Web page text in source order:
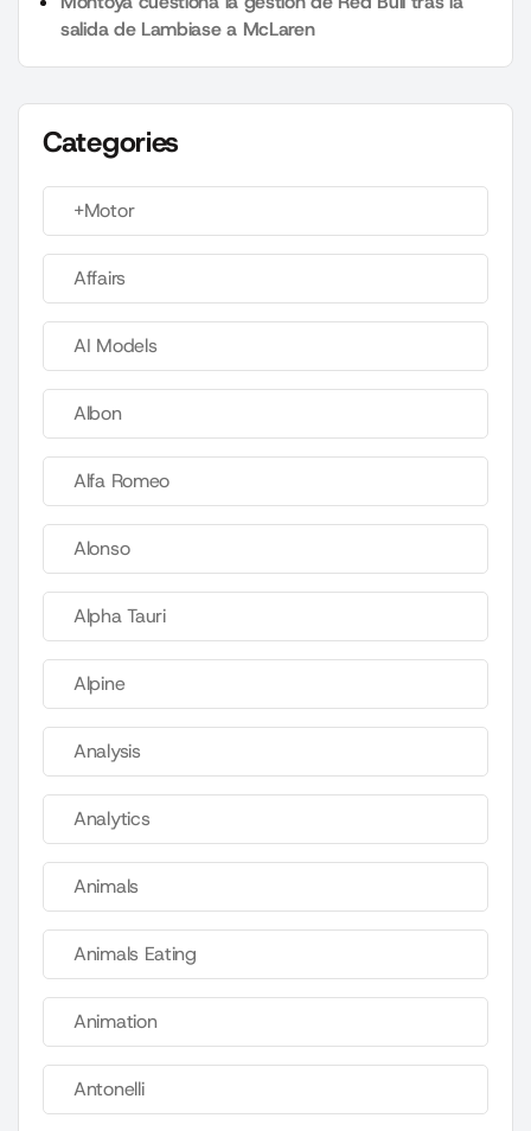
salida de Lambiase a McLaren
Categories
+Motor
Affairs
AI Models
Albon
Alfa Romeo
Alonso
Alpha Tauri
Alpine
Analysis
Analytics
Animals
Animals Eating
Animation
Antonelli